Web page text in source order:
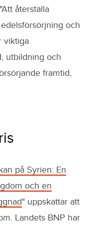
återställa
och
viktiga
utbildning och
framtid,
på Syrien: En
och en
" uppskattar att
Landets BNP har